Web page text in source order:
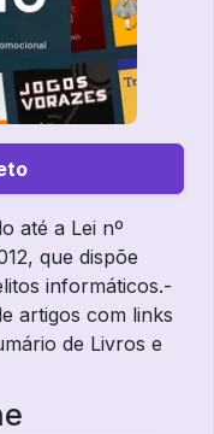
até a Lei nº
que dispõe
informáticos.-
artigos com links
de Livros e